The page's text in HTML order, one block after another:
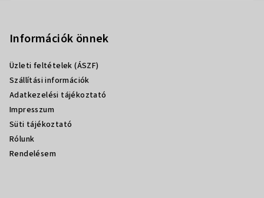
Információk önnek
Üzleti feltételek (ÁSZF)
Szállítási információk
Adatkezelési tájékoztató
Impresszum
Süti tájékoztató
Rólunk
Rendelésem